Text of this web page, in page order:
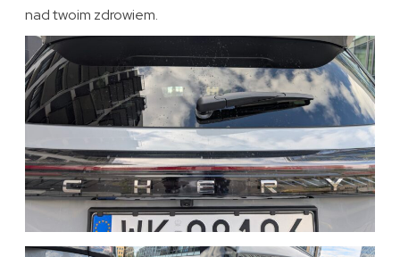
nad twoim zdrowiem.